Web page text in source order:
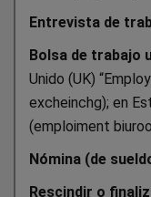
Entrevista de
Bolsa de trabajo
Unido (UK)
excheinchg); en
(emploiment
Nómina (de
Rescindir o